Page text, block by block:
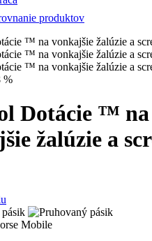
produktov
%
Dotácie ™ na
žalúzie a